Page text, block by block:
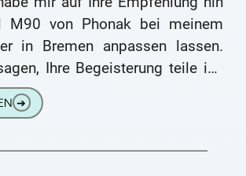
M90 von Phonak bei meinem
in Bremen anpassen lassen.
Ihre Begeisterung teile ich
➔